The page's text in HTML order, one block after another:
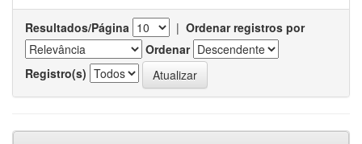
Resultados/Página | Ordenar registros por
Ordenar
Registro(s)